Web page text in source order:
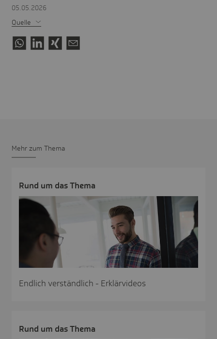
05.05.2026
Quelle
Mehr zum Thema
Rund um das Thema
Endlich verständlich - Erklärvideos
Rund um das Thema